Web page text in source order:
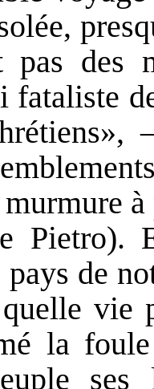
des
fataliste
Pietro).
de
vie
la